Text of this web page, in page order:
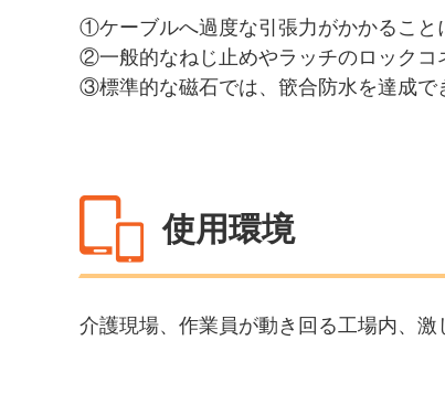
①ケーブルへ過度な引張力がかかること
②一般的なねじ止めやラッチのロックコ
③標準的な磁石では、篏合防水を達成で
使用環境
介護現場、作業員が動き回る工場内、